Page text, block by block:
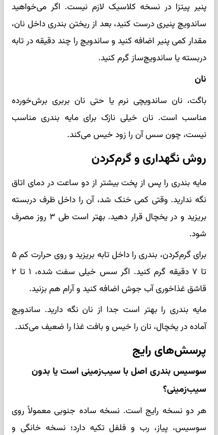
پنیر پیتزا در نسخه کلاسیک لازم نیست. اگر می‌خواهید
ساندویچ پنیری درست کنید، بعد از ریختن بندری داخل نان،
مقدار کمی پنیر اضافه کنید و ساندویچ را چند دقیقه در تابه
دربسته یا ساندویچ‌ساز گرم کنید.
نان
باگت، نان ساندویچی نرم یا حتی نان بربری برش‌خورده
مناسب است. نان خیلی نازک برای مایه بندری مناسب
نیست، چون سس آن را زود خیس می‌کند.
روش نگهداری و گرم‌کردن
مایه بندری را پس از پخت بیشتر از دو ساعت در دمای اتاق
نگه ندارید. وقتی کمی خنک شد، آن را داخل ظرف دربسته
بریزید و در یخچال قرار دهید. بهتر است طی ۳ روز مصرف
شود.
برای گرم‌کردن، بندری را داخل تابه بریزید و روی حرارت کم ۵
تا ۷ دقیقه گرم کنید. اگر سس خیلی سفت شده، ۱ تا ۲
قاشق غذاخوری آب جوش اضافه کنید و آرام هم بزنید.
مایه بندری را بهتر است جدا از نان نگه دارید. ساندویچ
آماده در یخچال، نان را خیس و بافت غذا را ضعیف می‌کند.
پرسش‌های رایج
سوسیس بندری اصل با سیب‌زمینی است یا بدون
سیب‌زمینی؟
هر دو نسخه رایج است. نسخه ساده جنوبی معمولاً روی
سوسیس، پیاز، رب و فلفل تکیه دارد؛ نسخه خانگی و